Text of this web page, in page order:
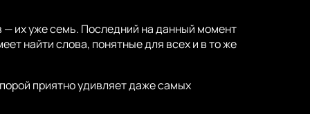
— их уже семь. Последний на данный момент
найти слова, понятные для всех и в то же
приятно удивляет даже самых